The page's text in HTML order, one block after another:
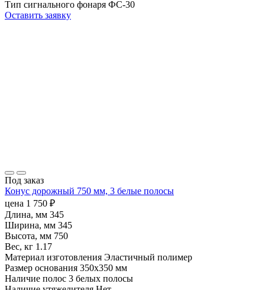
Тип сигнального фонаря ФС-30
Оставить заявку
Под заказ
Конус дорожный 750 мм, 3 белые полосы
цена 1 750 ₽
Длина, мм 345
Ширина, мм 345
Высота, мм 750
Вес, кг 1.17
Материал изготовления Эластичный полимер
Размер основания 350х350 мм
Наличие полос 3 белых полосы